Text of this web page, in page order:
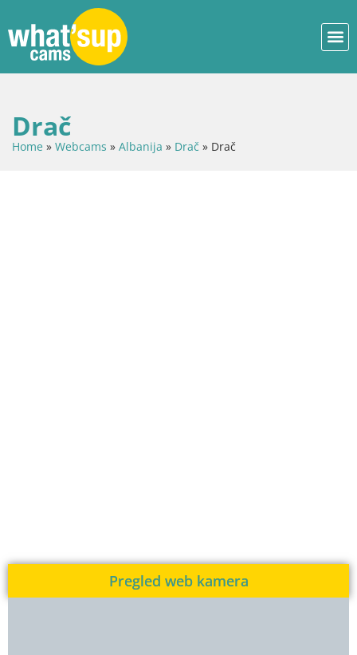
Drač
Home » Webcams » Albanija » Drač » Drač
Pregled web kamera